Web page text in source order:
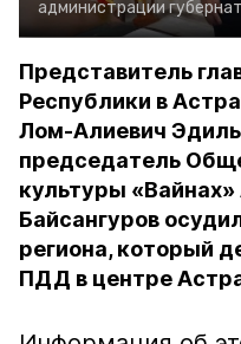
администрации
Представитель
Республики в
Лом-Алиевич
председатель
культуры
Байсангуров
региона, который
ПДД в центре